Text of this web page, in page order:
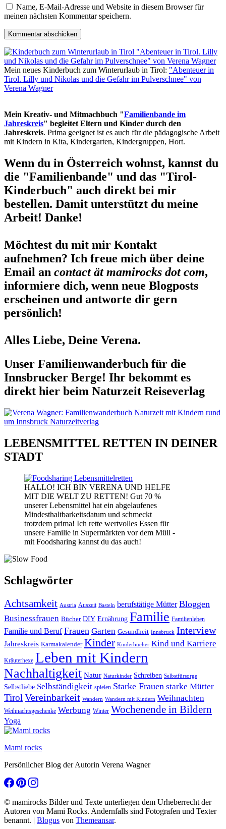
Name, E-Mail-Adresse und Website in diesem Browser für
meinen nächsten Kommentar speichern.
Mein neues Kinderbuch zum Winterurlaub in Tirol: "Abenteuer in
Tirol. Lilly und Nikolas und die Gefahr im Pulverschnee" von
Verena Wagner
Mein Kreativ- und Mitmachbuch "Familienbande im
Jahreskreis" begleitet Eltern und Kinder durch den
Jahreskreis. Prima geeignet ist es auch für die pädagogische Arbeit
mit Kindern in Kita, Kindergarten, Kindergruppen, Hort.
Wenn du in Österreich wohnst, kannst du
die "Familienbande" und das "Tirol-
Kinderbuch" auch direkt bei mir
bestellen. Damit unterstützt du meine
Arbeit! Danke!
Möchtest du mit mir Kontakt
aufnehmen? Ich freue mich über deine
Email an contact ät mamirocks dot com,
informiere dich, wenn neue Blogposts
erscheinen und antworte dir gern
persönlich!
Alles Liebe, Deine Verena.
Unser Familienwanderbuch für die
Innsbrucker Berge! Ihr bekommt es
direkt hier beim Naturzeit Reiseverlag
LEBENSMITTEL RETTEN IN DEINER
STADT
HALLO! ICH BIN VERENA UND HELFE
MIT DIE WELT ZU RETTEN! Gut 70 %
unserer Lebensmittel hat ein abgelaufenes
Mindesthaltbarkeitsdatum und schmeckt
trotzdem prima! Ich rette wertvolles Essen für
unsere Familie in Supermärkten vor dem Müll -
mit Foodsharing kannst du das auch!
Schlagwörter
Achtsamkeit Austria Auszeit Basteln berufstätige Mütter Bloggen
Businessfrauen Bücher DIY Ernährung Familie Familienleben
Familie und Beruf Frauen Garten Gesundheit Innsbruck Interview
Jahreskreis Karmakalender Kinder Kinderbücher Kind und Karriere
Kräuterhexe Leben mit Kindern
Nachhaltigkeit Natur Naturkinder Schreiben Selbstfürsorge
Selbstliebe Selbständigkeit spielen Starke Frauen starke Mütter
Tirol Vereinbarkeit Wandern Wandern mit Kindern Weihnachten
Weihnachtsgeschenke Werbung Winter Wochenende in Bildern
Yoga
Mami rocks
Persönlicher Blog der Autorin Verena Wagner
© mamirocks Bilder und Texte unterliegen dem Urheberrecht der
Autoren von Mami Rocks. Andernfalls sind Fotografen und Texter
benannt. | Blogus von Themeansar.